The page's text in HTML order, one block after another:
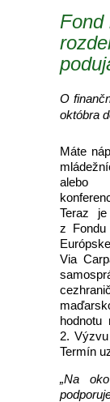
Fond
O
októbra
Máte
alebo
Teraz
z Fondu
Via
hodnotu
2.
Termín
„Na